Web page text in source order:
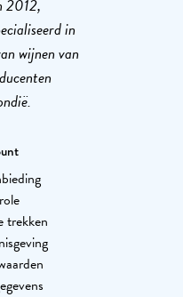
in
wijnen van
trekken